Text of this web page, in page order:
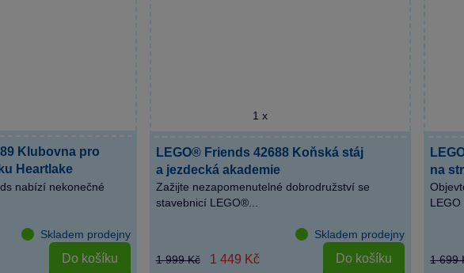
Klubovna pro
Heartlake
nabízí nekonečné
Skladem prodejny
Do košíku
1 x
LEGO® Friends 42688 Koňská stáj
a jezdecká akademie
Zažijte nezapomenutelné dobrodružství se
stavebnicí LEGO®...
Skladem prodejny
1 999 Kč
1 449 Kč Do košíku
na
1 699